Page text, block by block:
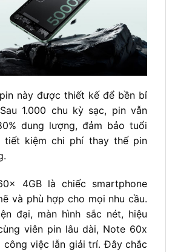
này được thiết kế để bền bỉ
1.000 chu kỳ sạc, pin vẫn
dung lượng, đảm bảo tuổi
tiết kiệm chi phí thay thế pin
4GB là chiếc smartphone
và phù hợp cho mọi nhu cầu.
đại, màn hình sắc nét, hiệu
viên pin lâu dài, Note 60x
việc lẫn giải trí. Đây chắc